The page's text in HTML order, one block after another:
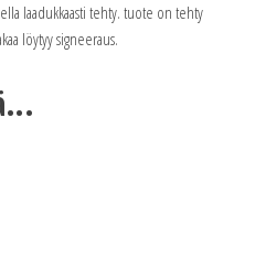
laadukkaasti tehty. tuote on tehty
löytyy signeeraus.